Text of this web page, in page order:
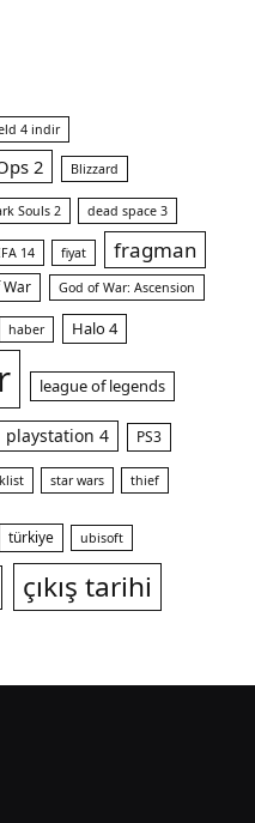
4 indir
2 Blizzard
Souls 2 dead space 3
14 fiyat fragman
War God of War: Ascension
haber Halo 4
league of legends
playstation 4 PS3
star wars thief
türkiye ubisoft
çıkış tarihi